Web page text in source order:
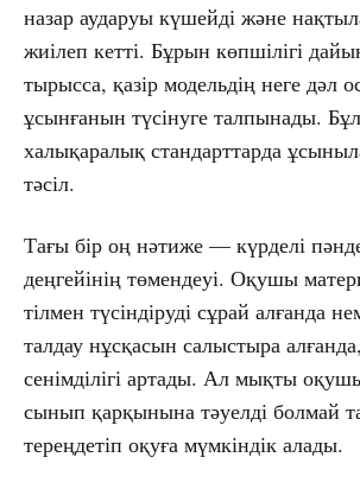
назар аударуы күшейді және
жиілеп кетті. Бұрын көпшілігі
тырысса, қазір модельдің неге дәл
ұсынғанын түсінуге талпынады.
халықаралық стандарттарда
тәсіл.
Тағы бір оң нәтиже — күрделі
деңгейінің төмендеуі. Оқушы
тілмен түсіндіруді сұрай алғанда
талдау нұсқасын салыстыра
сенімділігі артады. Ал мықты
сынып қарқынына тәуелді болмай
тереңдетіп оқуға мүмкіндік алады.